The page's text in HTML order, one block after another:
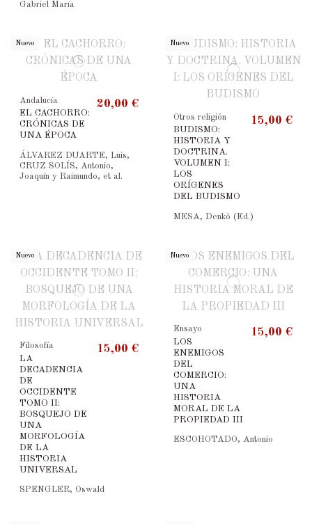
Gabriel María
Nuevo
Andalucía
EL CACHORRO:
CRÓNICAS DE
UNA ÉPOCA
20,00 €
ÁLVAREZ DUARTE, Luis,
CRUZ SOLÍS, Antonio,
Joaquín y Raimundo, et al.
Nuevo
Otros religión
BUDISMO:
HISTORIA Y
DOCTRINA.
VOLUMEN I:
LOS
ORÍGENES
DEL BUDISMO
15,00 €
MESA, Denkô (Ed.)
Nuevo
Filosofía
LA
DECADENCIA
DE
OCCIDENTE
TOMO II:
BOSQUEJO DE
UNA
MORFOLOGÍA
DE LA
HISTORIA
UNIVERSAL
15,00 €
SPENGLER, Oswald
Nuevo
Ensayo
LOS
ENEMIGOS
DEL
COMERCIO:
UNA
HISTORIA
MORAL DE LA
PROPIEDAD III
15,00 €
ESCOHOTADO, Antonio